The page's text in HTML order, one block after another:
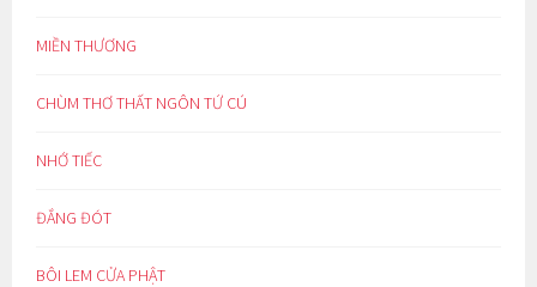
MIỀN THƯƠNG
CHÙM THƠ THẤT NGÔN TỨ CÚ
NHỚ TIẾC
ĐẮNG ĐÓT
BÔI LEM CỬA PHẬT